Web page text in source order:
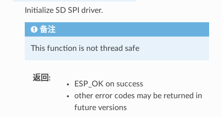
Initialize SD SPI driver.
备注
This function is not thread safe
返回 :
ESP_OK on success
other error codes may be returned in
future versions